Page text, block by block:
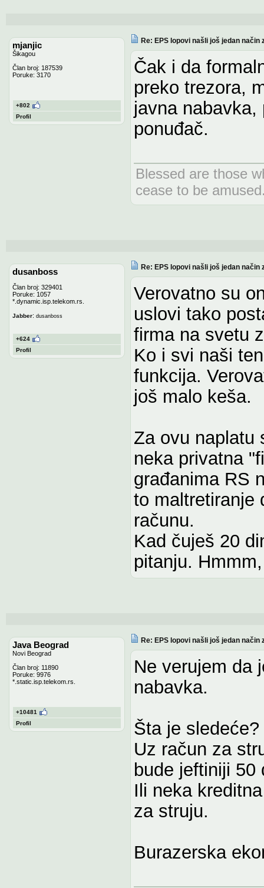
mjanjic
Šikagou
Član broj: 187539
Poruke: 3170
+802
Profil
Re: EPS lopovi našli još jedan način
Čak i da
preko trezora,
javna
ponuđač.
Blessed are those
cease to be
dusanboss
Član broj: 329401
Poruke: 1057
*.dynamic.isp.telekom.rs.
Jabber: dusanboss
+624
Profil
Re: EPS lopovi našli još jedan način
Verovatno su
uslovi tako
firma na svetu
Ko i svi naši
funkcija.
još malo keša.
Za ovu naplatu
neka privatna
građanima RS
to maltretiranje
računu.
Kad čuješ 20
pitanju.
Java Beograd
Novi Beograd
Član broj: 11890
Poruke: 9976
*.static.isp.telekom.rs.
+10481
Profil
Re: EPS lopovi našli još jedan način
Ne verujem da
nabavka.
Šta je sledeće?
Uz račun za
bude jeftiniji 50
Ili neka
za struju.
Burazerska